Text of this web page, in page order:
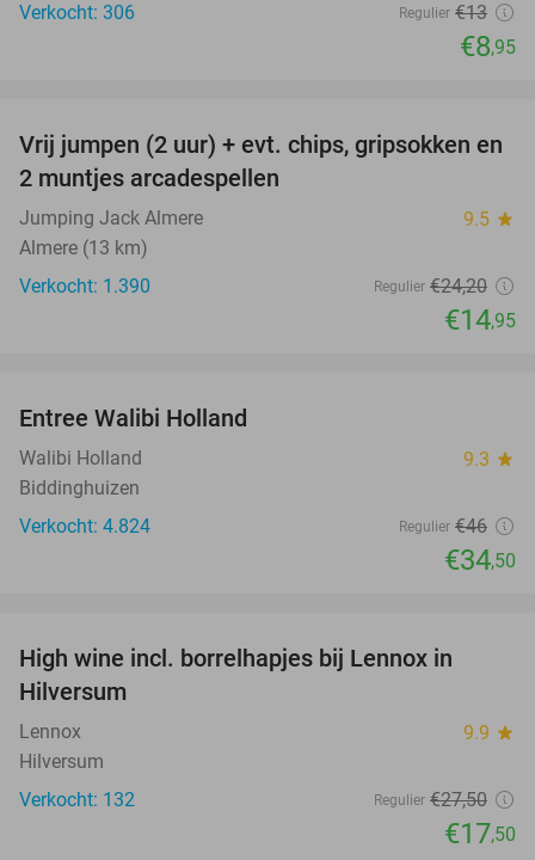
Verkocht: 306
Regulier €13
€8,95
38%
Vrij jumpen (2 uur) + evt. chips, gripsokken en
2 muntjes arcadespellen
Jumping Jack Almere 9.5 star
Almere (13 km)
Verkocht: 1.390
Regulier €24,20
€14,95
Entree Walibi Holland
Walibi Holland 9.3 star
Biddinghuizen
Verkocht: 4.824
Regulier €46
€34,50
High wine incl. borrelhapjes bij Lennox in
Hilversum
Lennox 9.9 star
Hilversum
Verkocht: 132
Regulier €27,50
€17,50